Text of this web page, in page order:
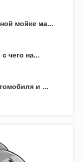
мойке ма...
чего на...
и ...